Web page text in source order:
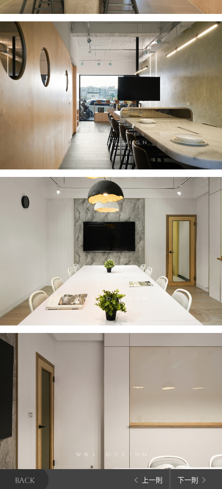
BACK 上一則 下一則